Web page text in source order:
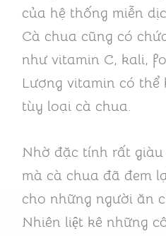
của hệ thống miễn
Cà chua cũng có
như vitamin C, kali,
Lượng vitamin có
tùy loại cà chua.
Nhờ đặc tính rất
mà cà chua đã đem
cho những người ăn
Nhiên liệt kê những